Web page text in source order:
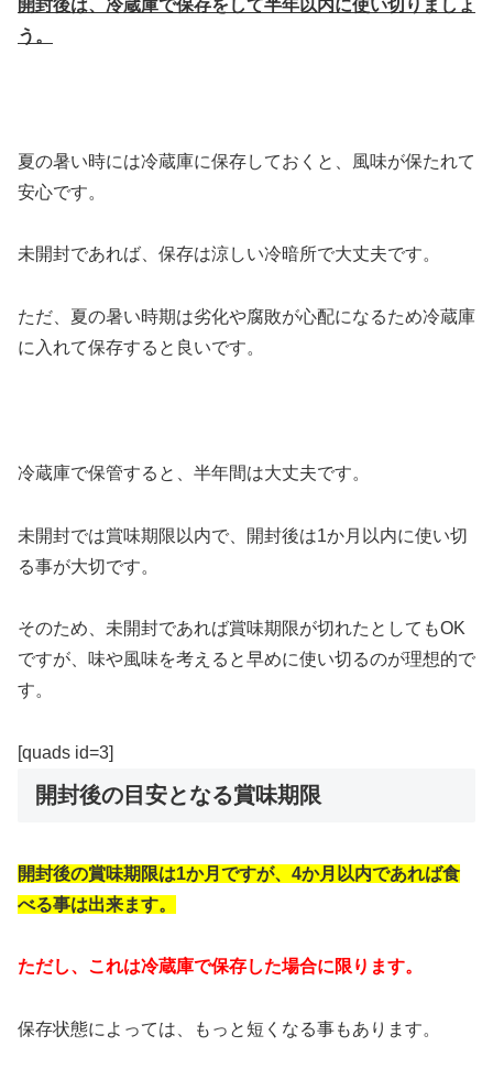
開封後は、冷蔵庫で保存をして半年以内に使い切りましょ
う。
夏の暑い時には冷蔵庫に保存しておくと、風味が保たれて
安心です。
未開封であれば、保存は涼しい冷暗所で大丈夫です。
ただ、夏の暑い時期は劣化や腐敗が心配になるため冷蔵庫
に入れて保存すると良いです。
冷蔵庫で保管すると、半年間は大丈夫です。
未開封では賞味期限以内で、開封後は1か月以内に使い切
る事が大切です。
そのため、未開封であれば賞味期限が切れたとしてもOK
ですが、味や風味を考えると早めに使い切るのが理想的で
す。
[quads id=3]
開封後の目安となる賞味期限
開封後の賞味期限は1か月ですが、4か月以内であれば食
べる事は出来ます。
ただし、これは冷蔵庫で保存した場合に限ります。
保存状態によっては、もっと短くなる事もあります。